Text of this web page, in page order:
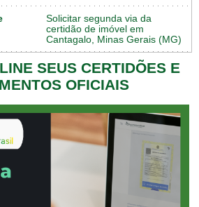
Solicitar segunda via da
certidão de imóvel em
Cantagalo, Minas Gerais (MG)
SEUS CERTIDÕES E
OFICIAIS